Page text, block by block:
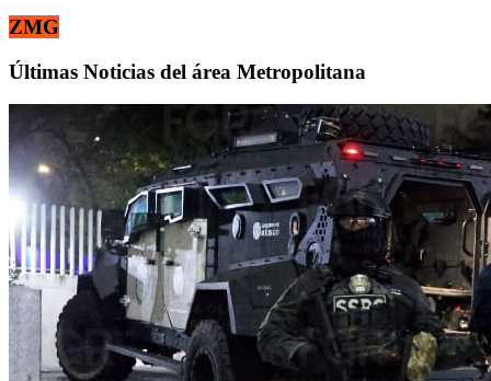
ZMG
Últimas Noticias del área Metropolitana